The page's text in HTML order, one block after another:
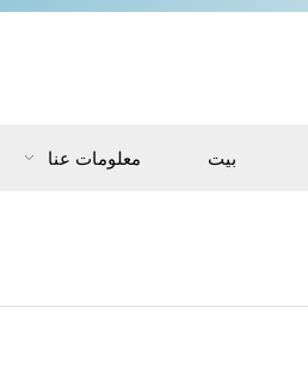
بيت معلومات عنا